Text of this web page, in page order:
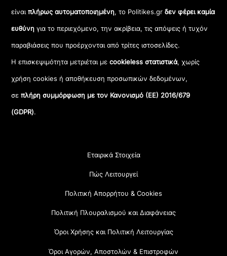
είναιπλήρως αυτοματοποιημένη, το Politikes.grδεν φέρει καμία
ευθύνη για το περιεχόμενο, την ακρίβεια, τις απόψεις ή τυχόν
παραβιάσεις που προέρχονται από τρίτες ιστοσελίδες.
Η επισκεψιμότητα μετριέται μεcookieless στατιστικά, χωρίς
χρήση cookies ή αποθήκευση προσωπικών δεδομένων,
σεπλήρη συμμόρφωση με τον Κανονισμό (ΕΕ) 2016/679
(GDPR).
Εταιρικά Στοιχεία
Πώς Λειτουργεί
Πολιτική Απορρήτου & Cookies
Πολιτική Πλουραλισμού και Διαφάνειας
Όροι Χρήσης και Πολιτική Λειτουργίας
Όροι Αγορών, Αποστολών & Επιστροφών